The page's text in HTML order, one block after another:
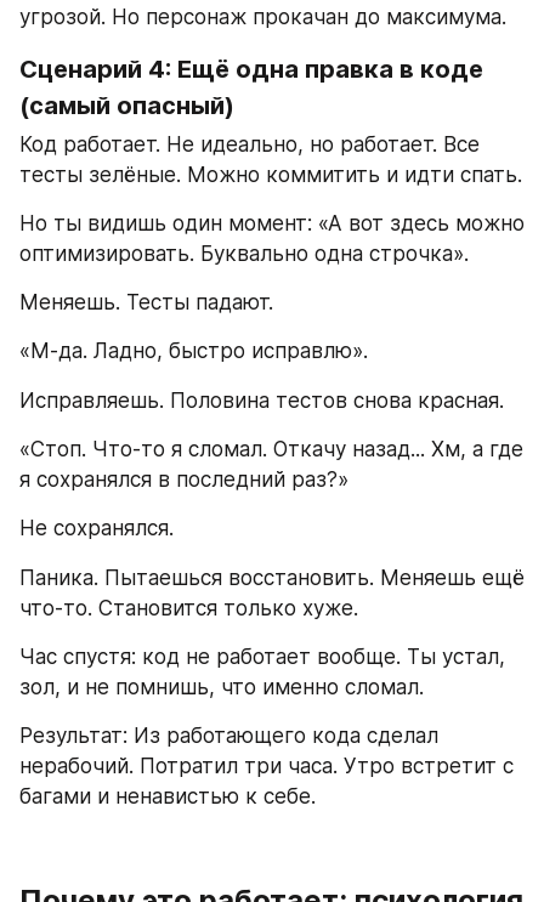
угрозой. Но персонаж прокачан до максимума.
Сценарий 4: Ещё одна правка в коде
(самый опасный)
Код работает. Не идеально, но работает. Все
тесты зелёные. Можно коммитить и идти спать.
Но ты видишь один момент: «А вот здесь можно
оптимизировать. Буквально одна строчка».
Меняешь. Тесты падают.
«М-да. Ладно, быстро исправлю».
Исправляешь. Половина тестов снова красная.
«Стоп. Что-то я сломал. Откачу назад... Хм, а где
я сохранялся в последний раз?»
Не сохранялся.
Паника. Пытаешься восстановить. Меняешь ещё
что-то. Становится только хуже.
Час спустя: код не работает вообще. Ты устал,
зол, и не помнишь, что именно сломал.
Результат: Из работающего кода сделал
нерабочий. Потратил три часа. Утро встретит с
багами и ненавистью к себе.